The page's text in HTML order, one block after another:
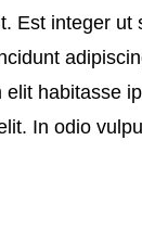
Est integer
habitasse
In odio